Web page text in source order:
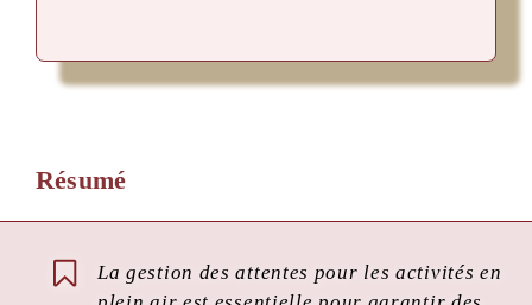
Résumé
La gestion des attentes pour les activités en